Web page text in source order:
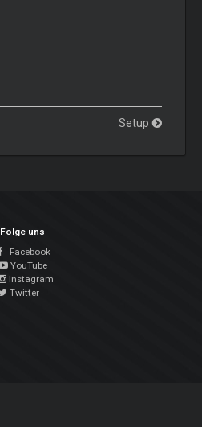
Setup
Folge uns
Facebook
YouTube
Instagram
Twitter